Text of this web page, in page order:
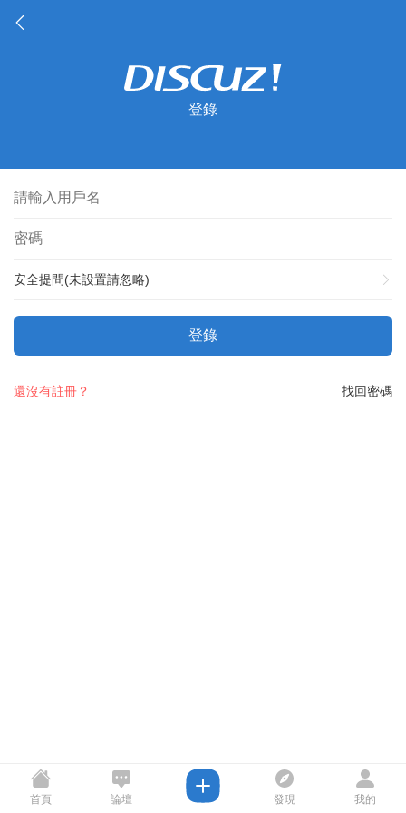
登錄
安全提問(未設置請忽略)
登錄
找回密碼
還沒有註冊？
首頁 論壇 發現 我的